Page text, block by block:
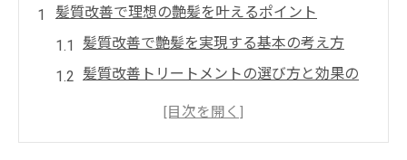
髪質改善で理想の艶髪を叶えるポイント
髪質改善で艶髪を実現する基本の考え方
髪質改善トリートメントの選び方と効果の